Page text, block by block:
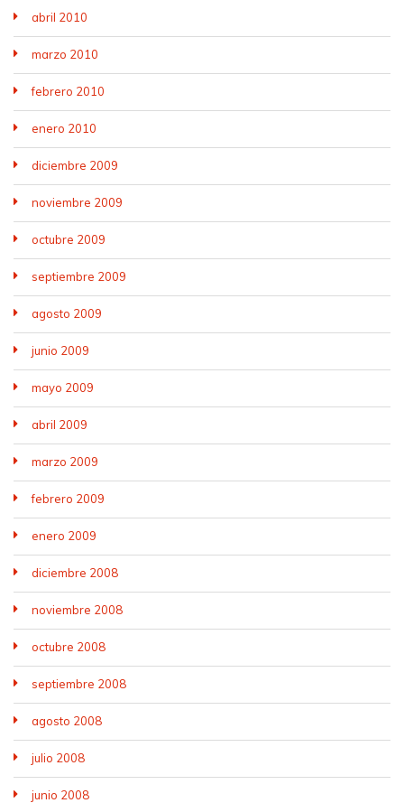
abril 2010
marzo 2010
febrero 2010
enero 2010
diciembre 2009
noviembre 2009
octubre 2009
septiembre 2009
agosto 2009
junio 2009
mayo 2009
abril 2009
marzo 2009
febrero 2009
enero 2009
diciembre 2008
noviembre 2008
octubre 2008
septiembre 2008
agosto 2008
julio 2008
junio 2008